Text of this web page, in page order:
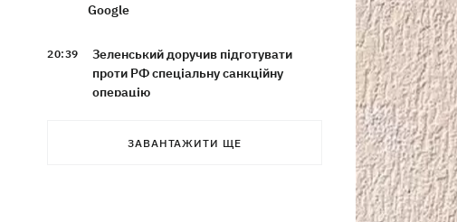
Google
20:39
Зеленський доручив підготувати
проти РФ спеціальну санкційну
операцію
Дрони СБУ вразили два кораблі ФСБ
ЗАВАНТАЖИТИ ЩЕ